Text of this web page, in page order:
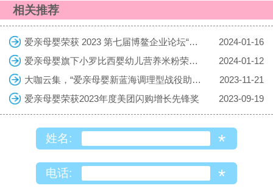
相关推荐
爱亲母婴荣获 2023 第七届博鳌企业论坛“行业领军企业”称号
2024-01-16
爱亲母婴旗下小罗比西婴幼儿营养米粉荣获 2023 第九届樱桃大赏年度潜力产品大奖
2024-01-12
大咖云集，“爱亲母婴新蓝海调理型战役助力门店业绩翻番”大会顺利召开
2023-11-21
爱亲母婴荣获2023年度美团闪购增长先锋奖
2023-09-19
姓名: *
电话: *